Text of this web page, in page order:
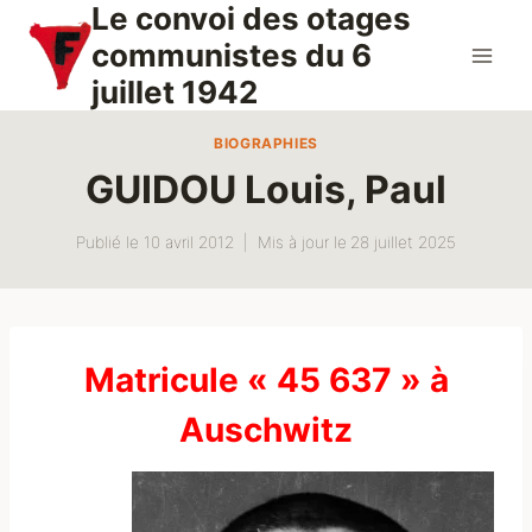
contenu
Le convoi des otages
communistes du 6
juillet 1942
BIOGRAPHIES
GUIDOU Louis, Paul
Publié le 10 avril 2012 Mis à jour le 28 juillet 2025
Matricule « 45 637 » à
Auschwitz